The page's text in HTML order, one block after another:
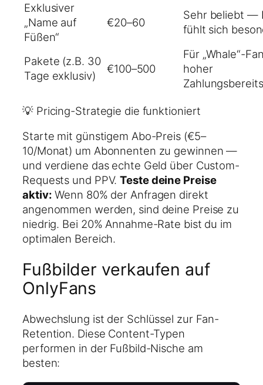
Exklusiver
„Name auf
Füßen“
€20–60
Sehr beliebt —
fühlt sich
Pakete (z.B. 30
Tage exklusiv)
€100–500
Für „Whale“-
hoher
💡 Pricing-Strategie die funktioniert
Starte mit günstigem Abo-Preis (€5–
10/Monat) um Abonnenten zu gewinnen —
und verdiene das echte Geld über Custom-
Requests und PPV.Teste deine Preise
aktiv: Wenn 80% der Anfragen direkt
angenommen werden, sind deine Preise zu
niedrig. Bei 20% Annahme-Rate bist du im
optimalen Bereich.
Fußbilder verkaufen auf
OnlyFans
Abwechslung ist der Schlüssel zur Fan-
Retention. Diese Content-Typen
performen in der Fußbild-Nische am
besten: